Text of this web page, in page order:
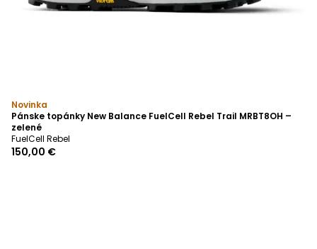
Novinka
Pánske topánky New Balance FuelCell Rebel Trail MRBT8OH –
zelené
FuelCell Rebel
150,00 €